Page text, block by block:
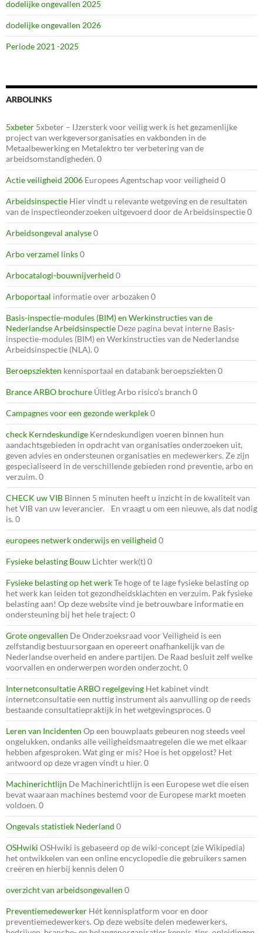
dodelijke ongevallen 2025
dodelijke ongevallen 2026
Periode 2021 -2025
ARBOLINKS
5xbeter 5xbeter – IJzersterk voor veilig werk is het gezamenlijke
project van werkgeversorganisaties en vakbonden in de
Metaalbewerking en Metalektro ter verbetering van de
arbeidsomstandigheden. 0
Actie veiligheid 2006 Europees Agentschap voor veiligheid 0
Arbeidsinspectie Hier vindt u relevante wetgeving en de resultaten
van de inspectieonderzoeken uitgevoerd door de Arbeidsinspectie 0
Arbeidsongeval analyse0
Arbo verzamel links0
Arbocatalogi-bouwnijverheid 0
Arboportaal informatie over arbozaken 0
Basis-inspectie-modules (BIM) en Werkinstructies van de
Nederlandse Arbeidsinspectie Deze pagina bevat interne Basis-
inspectie-modules (BIM) en Werkinstructies van de Nederlandse
Arbeidsinspectie (NLA). 0
Beroepsziekten kennisportaal en databank beroepsziekten 0
Brance ARBO brochure Úitleg Arbo risico’s branch 0
Campagnes voor een gezonde werkplek0
check Kerndeskundige Kerndeskundigen voeren binnen hun
aandachtsgebieden in opdracht van organisaties onderzoeken uit,
geven advies en ondersteunen organisaties en medewerkers. Ze zijn
gespecialiseerd in de verschillende gebieden rond preventie, arbo en
verzuim. 0
CHECK uw VIB Binnen 5 minuten heeft u inzicht in de kwaliteit van
het VIB van uw leverancier. En vraagt u om een nieuwe, als dat nodig
is. 0
europees netwerk onderwijs en veiligheid 0
Fysieke belasting Bouw Lichter werk(t) 0
Fysieke belasting op het werkTe hoge of te lage fysieke belasting op
het werk kan leiden tot gezondheidsklachten en verzuim. Pak fysieke
belasting aan! Op deze website vind je betrouwbare informatie en
ondersteuning bij het hele traject: 0
Grote ongevallen De Onderzoeksraad voor Veiligheid is een
zelfstandig bestuursorgaan en opereert onafhankelijk van de
Nederlandse overheid en andere partijen. De Raad besluit zelf welke
voorvallen en onderwerpen worden onderzocht. 0
Internetconsultatie ARBO regelgeving Het kabinet vindt
internetconsultatie een nuttig instrument als aanvulling op de reeds
bestaande consultatiepraktijk in het wetgevingsproces. 0
Leren van Incidenten Op een bouwplaats gebeuren nog steeds veel
ongelukken, ondanks alle veiligheidsmaatregelen die we met elkaar
hebben afgesproken. Wat ging er mis? Hoe is het opgelost? Het
antwoord op deze vragen vindt u hier. 0
Machinerichtlijn De Machinerichtlijn is een Europese wet die eisen
bevat waaraan machines bestemd voor de Europese markt moeten
voldoen. 0
Ongevals statistiek Nederland 0
OSHwiki OSHwiki is gebaseerd op de wiki-concept (zie Wikipedia)
het ontwikkelen van een online encyclopedie die gebruikers samen
creëren en hierbij kennis delen 0
overzicht van arbeidsongevallen 0
Preventiemedewerker Hét kennisplatform voor en door
preventiemedewerkers. Op deze website delen medewerkers,